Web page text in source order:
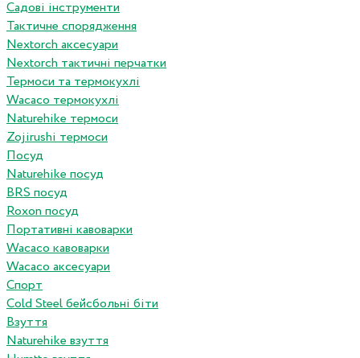
Садові інструменти
Тактичне спорядження
Nextorch аксесуари
Nextorch тактичні перчатки
Термоси та термокухлі
Wacaco термокухлі
Naturehike термоси
Zojirushi термоси
Посуд
Naturehike посуд
BRS посуд
Roxon посуд
Портативні кавоварки
Wacaco кавоварки
Wacaco аксесуари
Спорт
Cold Steel бейсбольні біти
Взуття
Naturehike взуття